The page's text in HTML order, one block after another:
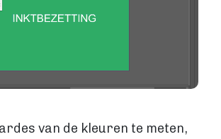
van de kleuren te meten,